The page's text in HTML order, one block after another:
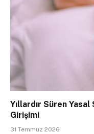
Yıllardır Süren
Girişimi
31 Temmuz 2026